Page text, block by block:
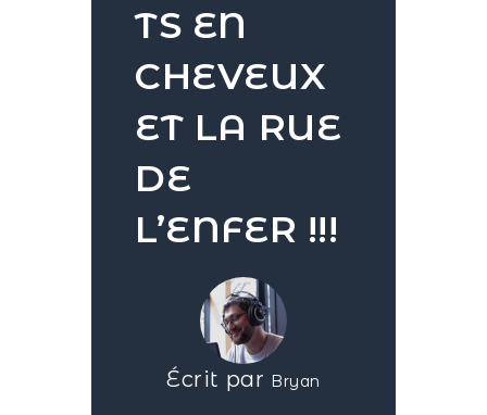
TS EN
CHEVEUX
ET LA RUE
DE
L’ENFER !!!
Écrit par Bryan